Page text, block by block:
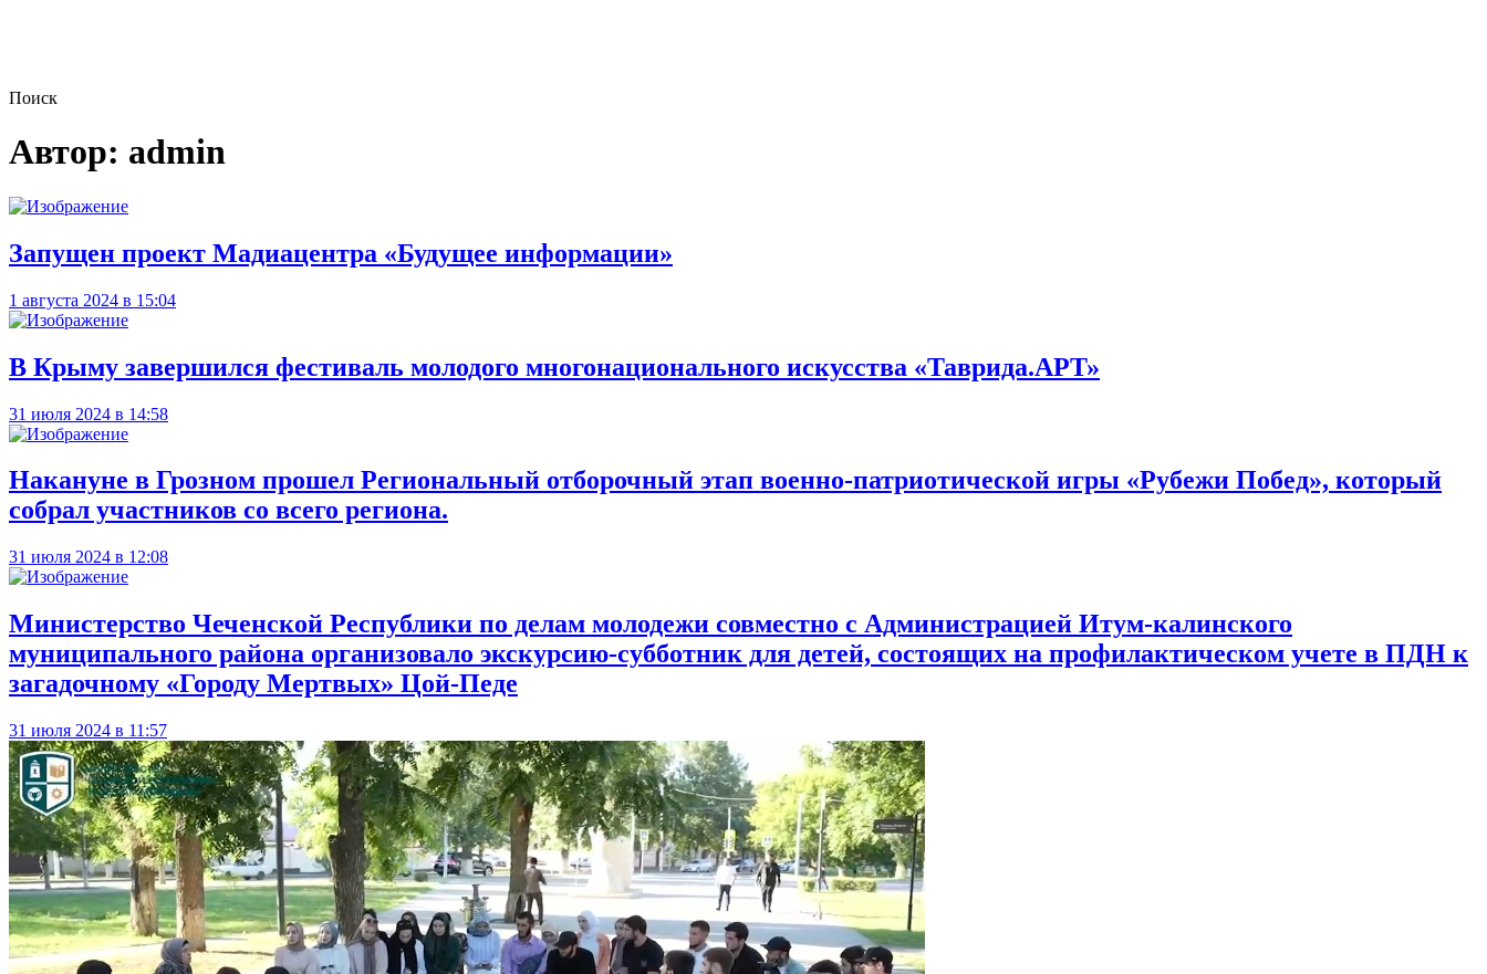
Поиск
Автор: admin
Запущен проект Мадиацентра «Будущее информации»
1 августа 2024 в 15:04
В Крыму завершился фестиваль молодого многонационального искусства «Таврида.АРТ»
31 июля 2024 в 14:58
Накануне в Грозном прошел Региональный отборочный этап военно-патриотической игры «Рубежи Побед», который
собрал участников со всего региона.
31 июля 2024 в 12:08
Министерство Чеченской Республики по делам молодежи совместно с Администрацией Итум-калинского
муниципального района организовало экскурсию-субботник для детей, состоящих на профилактическом учете в ПДН к
загадочному «Городу Мертвых» Цой-Педе
31 июля 2024 в 11:57